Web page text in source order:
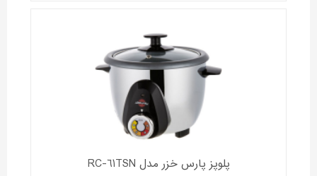
پلوپز پارس خزر مدل RC-61TSN